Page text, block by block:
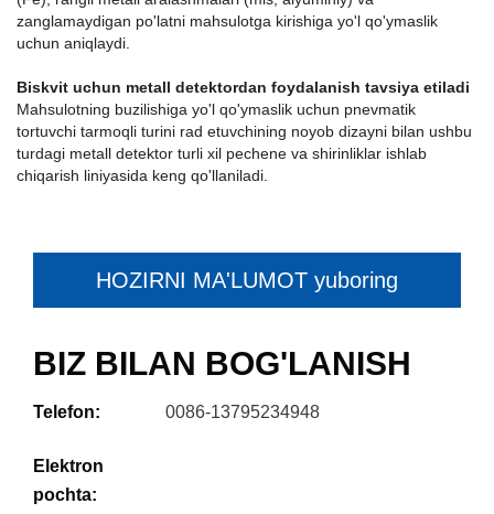
zanglamaydigan po'latni mahsulotga kirishiga yo'l qo'ymaslik
uchun aniqlaydi.
Biskvit uchun metall detektordan foydalanish tavsiya etiladi
Mahsulotning buzilishiga yo'l qo'ymaslik uchun pnevmatik
tortuvchi tarmoqli turini rad etuvchining noyob dizayni bilan ushbu
turdagi metall detektor turli xil pechene va shirinliklar ishlab
chiqarish liniyasida keng qo'llaniladi.
HOZIRNI MA'LUMOT yuboring
BIZ BILAN BOG'LANISH
Telefon: 0086-13795234948
Elektron
pochta: